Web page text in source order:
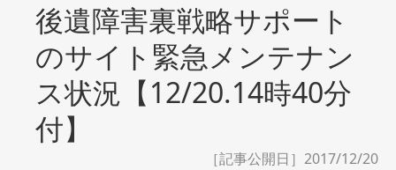
後遺障害裏戦略サポート
のサイト緊急メンテナン
ス状況【12/20.14時40分
付】
［記事公開日］2017/12/20